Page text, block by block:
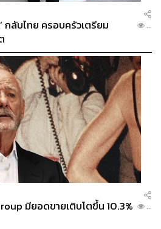
กลับไทย ครอบครัวเตรียม
...
มียอดขายเติบโตขึ้น 10.3%
...